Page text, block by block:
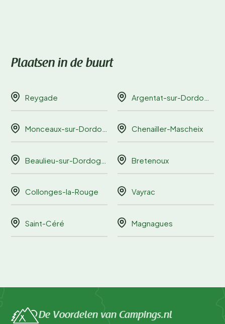
Plaatsen in de buurt
Reygade Argentat-sur-Dordogne
Monceaux-sur-Dordogne Chenailler-Mascheix
Beaulieu-sur-Dordogne Bretenoux
Collonges-la-Rouge Vayrac
Saint-Céré Magnagues
De Voordelen van Campings.nl